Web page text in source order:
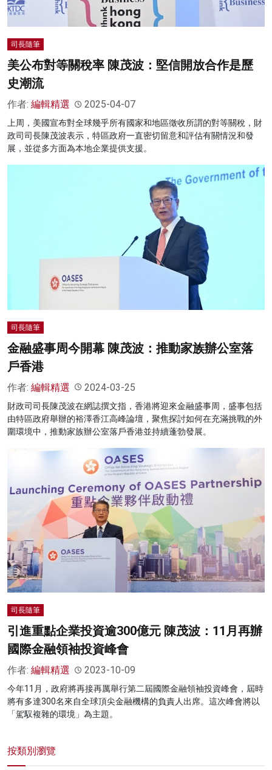
司長隨筆
美公布對等關稅率 陳茂波：堅信開放合作是歷
史潮流
作者: 編輯精選 2025-04-07
上周，美國宣布對全球幾乎所有國家和地區徵收所謂的對等關稅，財
政司司長陳茂波表示，特區政府一直密切留意和評估有關情況和發
展，並從多方面為本地企業提供支援。
司長隨筆
金融盛事周今開幕 陳茂波：推動家族辦公室落
戶香港
作者: 編輯精選 2024-03-25
財政司司長陳茂波在網誌撰文指，香港將迎來金融盛事周，盛事包括
由特區政府舉辦的裕澤香江高峰論壇，聚焦探討如何在充滿挑戰的外
圍環境中，推動家族辦公室落戶香港並持續蓬勃發展。
司長隨筆
引進重點企業投資逾300億元 陳茂波：11月再辦
國際金融領袖投資峰會
作者: 編輯精選 2023-10-09
今年11月，政府將再接再厲舉行第二屆國際金融領袖投資峰會，屆時
將有多達300名來自全球頂尖金融機構的負責人出席。這次峰會將以
「駕馭複雜的環境」為主題。
按類別瀏覽